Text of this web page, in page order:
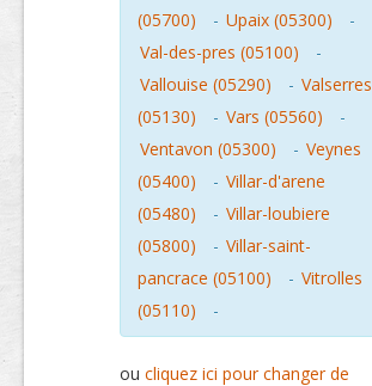
(05700)
- Upaix (05300)
-
Val-des-pres (05100)
-
Vallouise (05290)
- Valserres
(05130)
- Vars (05560)
-
Ventavon (05300)
- Veynes
(05400)
- Villar-d'arene
(05480)
- Villar-loubiere
(05800)
- Villar-saint-
pancrace (05100)
- Vitrolles
(05110)
-
ou cliquez ici pour changer de